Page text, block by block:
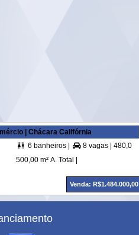
| Chácara Califórnia
 6 banheiros |  8 vagas |
480,00 m² A. Útil |
500,00 m² A. Total |
Venda: R$1.484.000,00